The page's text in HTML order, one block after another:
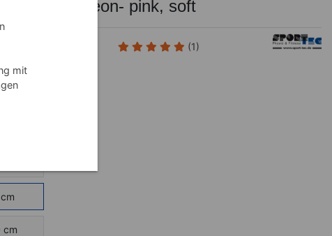
ø 9 cm, neon- pink, soft
(1)
cm
mit